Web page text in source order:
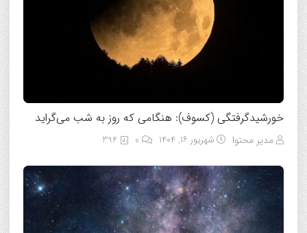
خورشیدگرفتگی (کسوف): هنگامی که روز به شب می‌گراید
مدیر محتوا شهریور ۱۶, ۱۴۰۴ 394